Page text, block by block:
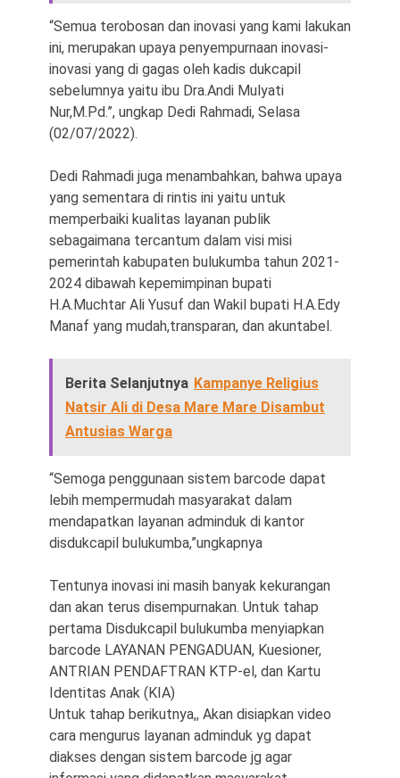
“Semua terobosan dan inovasi yang kami lakukan
ini, merupakan upaya penyempurnaan inovasi-
inovasi yang di gagas oleh kadis dukcapil
sebelumnya yaitu ibu Dra.Andi Mulyati
Nur,M.Pd.”, ungkap Dedi Rahmadi, Selasa
(02/07/2022).
Dedi Rahmadi juga menambahkan, bahwa upaya
yang sementara di rintis ini yaitu untuk
memperbaiki kualitas layanan publik
sebagaimana tercantum dalam visi misi
pemerintah kabupaten bulukumba tahun 2021-
2024 dibawah kepemimpinan bupati
H.A.Muchtar Ali Yusuf dan Wakil bupati H.A.Edy
Manaf yang mudah,transparan, dan akuntabel.
Berita Selanjutnya Kampanye Religius
Natsir Ali di Desa Mare Mare Disambut
Antusias Warga
“Semoga penggunaan sistem barcode dapat
lebih mempermudah masyarakat dalam
mendapatkan layanan adminduk di kantor
disdukcapil bulukumba,”ungkapnya
Tentunya inovasi ini masih banyak kekurangan
dan akan terus disempurnakan. Untuk tahap
pertama Disdukcapil bulukumba menyiapkan
barcode LAYANAN PENGADUAN, Kuesioner,
ANTRIAN PENDAFTRAN KTP-el, dan Kartu
Identitas Anak (KIA)
Untuk tahap berikutnya,, Akan disiapkan video
cara mengurus layanan adminduk yg dapat
diakses dengan sistem barcode jg agar